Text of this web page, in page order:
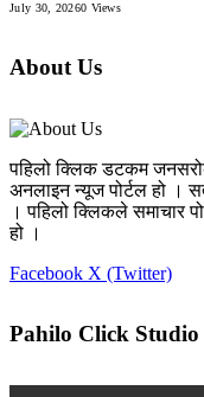
July 30, 20260 Views
About Us
पहिलो क्लिक डटकम
अनलाइन न्यूज पोर्टल हो ।
। पहिलो क्लिकले समाचार
हो ।
Facebook X (Twitter)
Pahilo Click Studio